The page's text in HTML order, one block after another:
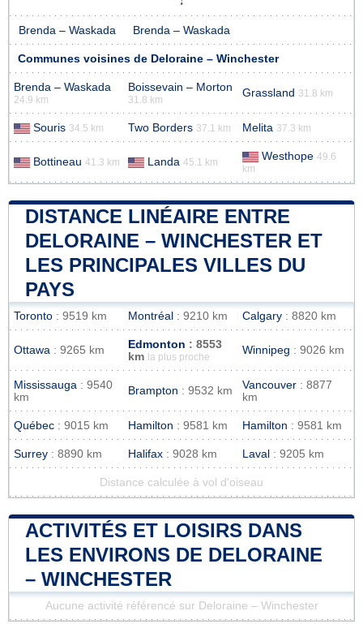
Brenda – Waskada Brenda – Waskada
Communes voisines de Deloraine – Winchester
Brenda – Waskada
24.9 km
Boissevain – Morton
31.8 km
Grassland 31.8 km
Souris 34.5 km Two Borders 37.1 km Melita 37.3 km
Bottineau 41.3 km Landa 45.1 km Westhope 49.6
km
DISTANCE LINÉAIRE ENTRE
DELORAINE – WINCHESTER ET
LES PRINCIPALES VILLES DU
PAYS
Toronto : 9519 km Montréal : 9210 km Calgary : 8820 km
Ottawa : 9265 km Edmonton : 8553
km
la plus proche
Winnipeg : 9026 km
Mississauga : 9540
km
Brampton : 9532 km Vancouver : 8877
km
Québec : 9015 km Hamilton : 9581 km Hamilton : 9581 km
Surrey : 8890 km Halifax : 9028 km Laval : 9205 km
Distance calculée à vol d'oiseau
ACTIVITÉS ET LOISIRS DANS
LES ENVIRONS DE DELORAINE
– WINCHESTER
Aucune activité référencé sur Deloraine – Winchester